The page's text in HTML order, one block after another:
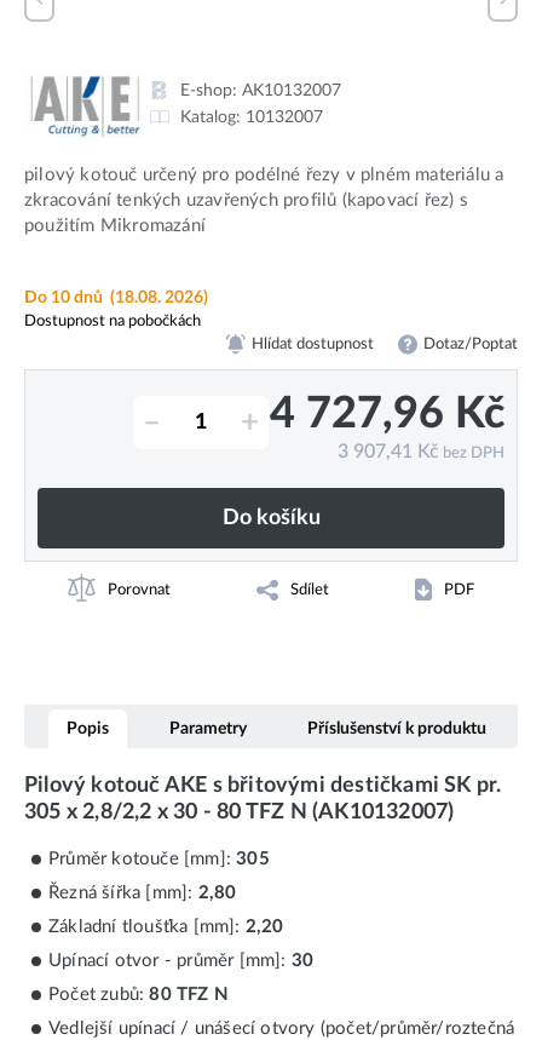
E-shop: AK10132007
Katalog: 10132007
pilový kotouč určený pro podélné řezy v plném materiálu a
zkracování tenkých uzavřených profilů (kapovací řez) s
použitím Mikromazání
Do 10 dnů (18.08. 2026)
Dostupnost na pobočkách
Hlídat dostupnost Dotaz/Poptat
– + 4 727,96 Kč
3 907,41 Kč bez DPH
Do košíku
Porovnat Sdílet PDF
Popis Parametry Příslušenství k produktu
Pilový kotouč AKE s břitovými destičkami SK pr.
305 x 2,8/2,2 x 30 - 80 TFZ N (AK10132007)
Průměr kotouče [mm]:305
Řezná šířka [mm]: 2,80
Základní tloušťka [mm]: 2,20
Upínací otvor - průměr [mm]: 30
Počet zubů:80 TFZ N
Vedlejší upínací / unášecí otvory (počet/průměr/roztečná